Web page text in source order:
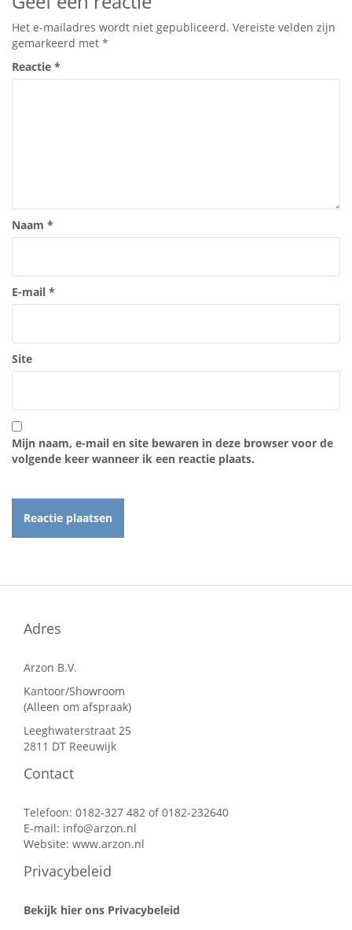
Het e-mailadres wordt niet gepubliceerd. Vereiste velden zijn
gemarkeerd met *
Reactie *
Naam *
E-mail *
Site
Mijn naam, e-mail en site bewaren in deze browser voor de
volgende keer wanneer ik een reactie plaats.
Adres
Arzon B.V.
Kantoor/Showroom
(Alleen om afspraak)
Leeghwaterstraat 25
2811 DT Reeuwijk
Contact
Telefoon: 0182-327 482 of 0182-232640
E-mail: info@arzon.nl
Website: www.arzon.nl
Privacybeleid
Bekijk hier ons Privacybeleid